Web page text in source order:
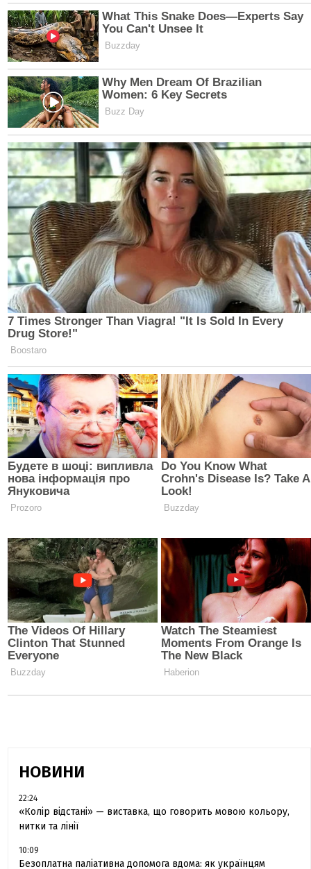
НОВИНИ
22:24
«Колір відстані» — виставка, що говорить мовою кольору,
нитки та лінії
10:09
Безоплатна паліативна допомога вдома: як українцям